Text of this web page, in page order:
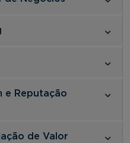
e Reputação
de Valor